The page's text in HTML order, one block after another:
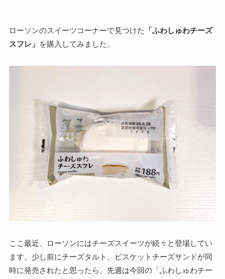
ローソンのスイーツコーナーで見つけた
「ふわしゅわチーズ
スフレ」 を購入してみました。
ここ最近、ローソンにはチーズスイーツが続々と登場してい
ます。少し前にチーズタルト、ビスケットチーズサンドが同
時に発売されたと思ったら、先週は今回の「ふわしゅわチー